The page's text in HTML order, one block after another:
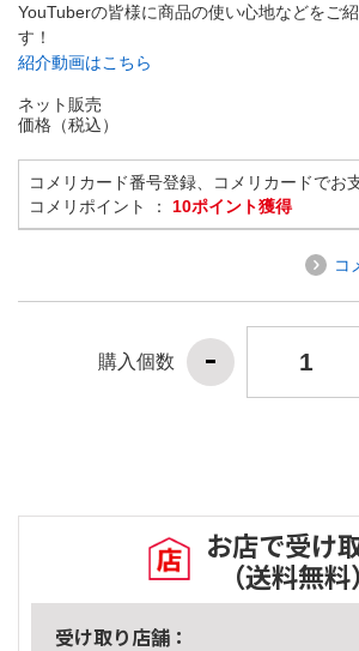
YouTuberの皆様に商品の使い心地などをご
す！
紹介動画はこちら
ネット販売
価格（税込）
コメリカード番号登録、コメリカードでお
コメリポイント ： 10ポイント獲得
コ
購入個数
お店で受け
（送料無料）
受け取り店舗：